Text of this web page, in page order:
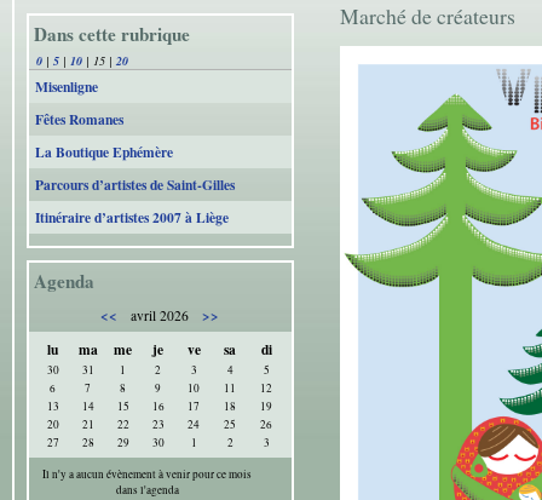
Dans cette rubrique
0 | 5 | 10 | 15 | 20
Misenligne
Fêtes Romanes
La Boutique Ephémère
Parcours d’artistes de Saint-Gilles
Itinéraire d’artistes 2007 à Liège
Agenda
<< avril 2026
>>
lu
ma me je ve sa di
30 31 1 2 3 4
5
6
7 8 9 10 11
12
13
14 15 16 17 18
19
20
21 22 23 24 25
26
27
28 29 30 1 2
3
Il n'y a aucun évènement à venir pour ce mois
dans l'agenda
Marché de créateurs